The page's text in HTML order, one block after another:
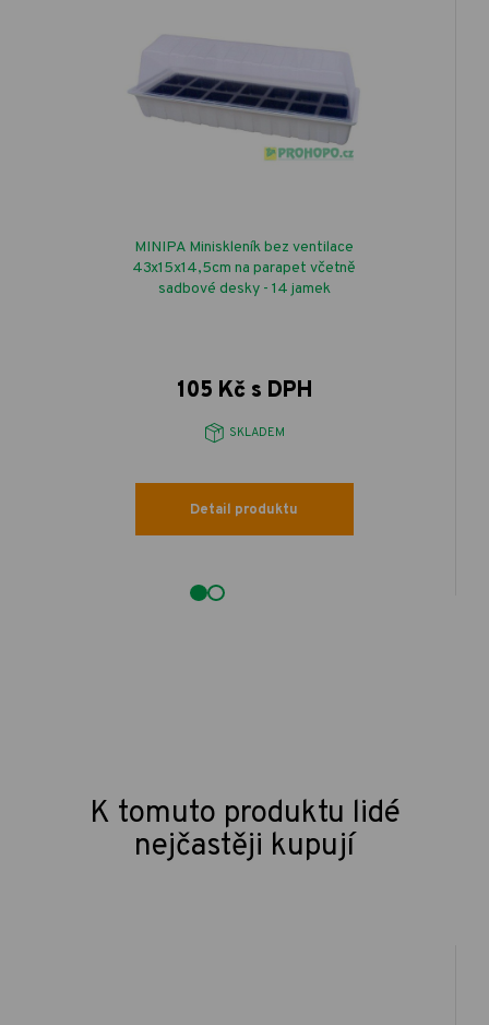
MINIPA Miniskleník bez ventilace
43x15x14,5cm na parapet včetně
sadbové desky - 14 jamek
105 Kč s DPH
SKLADEM
Detail produktu
K tomuto produktu lidé
nejčastěji kupují